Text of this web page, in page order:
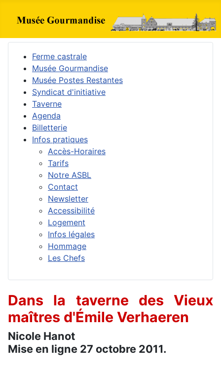
Ferme castrale
Musée Gourmandise
Musée Postes Restantes
Syndicat d'initiative
Taverne
Agenda
Billetterie
Infos pratiques
Accès-Horaires
Tarifs
Notre ASBL
Contact
Newsletter
Accessibilité
Logement
Infos légales
Hommage
Les Chefs
Dans la taverne des Vieux
maîtres d'Émile Verhaeren
Nicole Hanot
Mise en ligne 27 octobre 2011.